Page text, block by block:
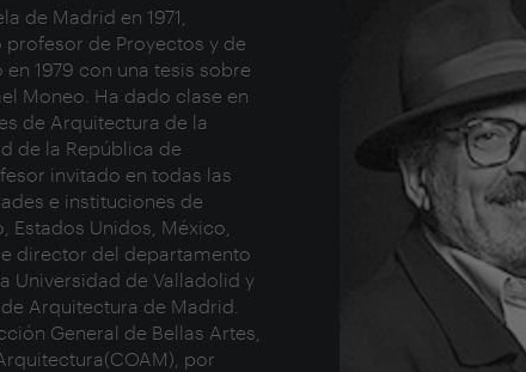
de Madrid en 1971,
de Proyectos y de
1979 con una tesis sobre
Moneo. Ha dado clase en
de Arquitectura de la
de la República de
invitado en todas las
e instituciones de
Estados Unidos, México,
director del departamento
Universidad de Valladolid y
Arquitectura de Madrid.
General de Bellas Artes,
por